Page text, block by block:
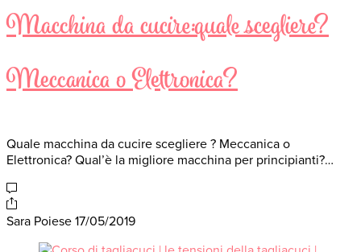
Macchina da cucire:quale scegliere?
Meccanica o Elettronica?
Quale macchina da cucire scegliere ? Meccanica o
Elettronica? Qual’è la migliore macchina per principianti?…
Sara Poiese 17/05/2019